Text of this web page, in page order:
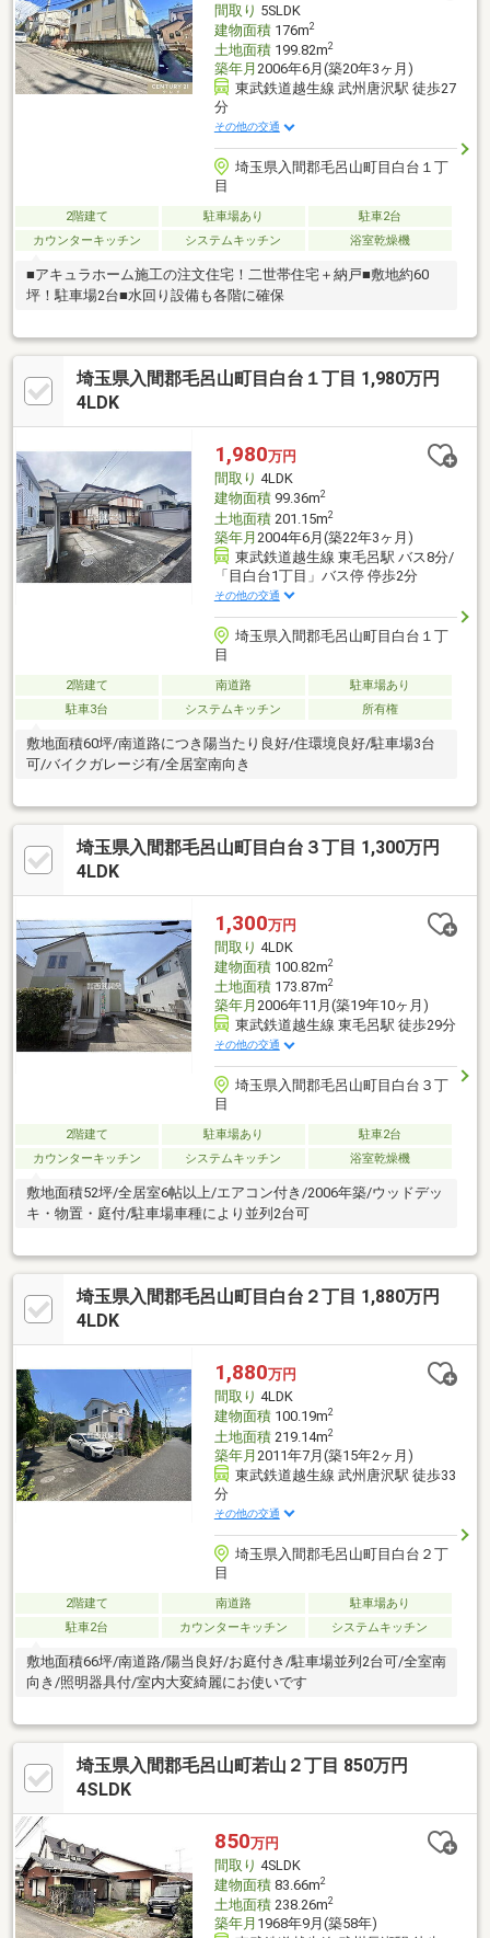
間取り 5SLDK
建物面積176m2
土地面積199.82m2
築年月 2006年6月(築20年3ヶ月)
東武鉄道越生線 武州唐沢駅 徒歩27
分
その他の交通
埼玉県入間郡毛呂山町目白台１丁
目
2階建て 駐車場あり
駐車2台
カウンターキッチン
システムキッチン 浴室乾燥機
■アキュラホーム施工の注文住宅！二世帯住宅＋納戸■敷地約60
坪！駐車場2台■水回り設備も各階に確保
埼玉県入間郡毛呂山町目白台１丁目 1,980万円
4LDK
1,980万円
間取り 4LDK
建物面積99.36m2
土地面積201.15m2
築年月 2004年6月(築22年3ヶ月)
東武鉄道越生線 東毛呂駅 バス8分/
「目白台1丁目」バス停 停歩2分
その他の交通
埼玉県入間郡毛呂山町目白台１丁
目
2階建て 南道路
駐車場あり
駐車3台
システムキッチン 所有権
敷地面積60坪/南道路につき陽当たり良好/住環境良好/駐車場3台
可/バイクガレージ有/全居室南向き
埼玉県入間郡毛呂山町目白台３丁目 1,300万円
4LDK
1,300万円
間取り 4LDK
建物面積100.82m2
土地面積173.87m2
築年月 2006年11月(築19年10ヶ月)
東武鉄道越生線 東毛呂駅 徒歩29分
その他の交通
埼玉県入間郡毛呂山町目白台３丁
目
2階建て 駐車場あり
駐車2台
カウンターキッチン
システムキッチン 浴室乾燥機
敷地面積52坪/全居室6帖以上/エアコン付き/2006年築/ウッドデッ
キ・物置・庭付/駐車場車種により並列2台可
埼玉県入間郡毛呂山町目白台２丁目 1,880万円
4LDK
1,880万円
間取り 4LDK
建物面積100.19m2
土地面積219.14m2
築年月 2011年7月(築15年2ヶ月)
東武鉄道越生線 武州唐沢駅 徒歩33
分
その他の交通
埼玉県入間郡毛呂山町目白台２丁
目
2階建て 南道路
駐車場あり
駐車2台
カウンターキッチン システムキッチン
敷地面積66坪/南道路/陽当良好/お庭付き/駐車場並列2台可/全室南
向き/照明器具付/室内大変綺麗にお使いです
埼玉県入間郡毛呂山町若山２丁目 850万円
4SLDK
850万円
間取り 4SLDK
建物面積83.66m2
土地面積238.26m2
築年月 1968年9月(築58年)